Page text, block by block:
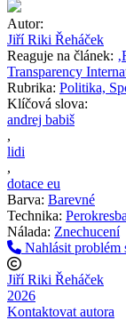
Autor:
Jiří Riki Řeháček
Reaguje na článek:
Transparency
Rubrika: Politika,
Klíčová slova:
andrej babiš
,
lidi
,
dotace eu
Barva: Barevné
Technika: Perokresba
Nálada: Znechucení
Nahlásit problém
Jiří Riki Řeháček
2026
Kontaktovat autora